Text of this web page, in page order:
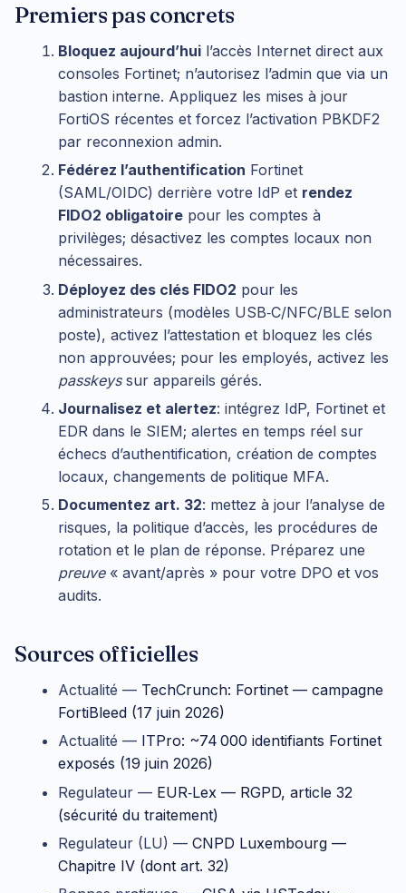
Premiers pas concrets
Bloquez aujourd’hui l’accès Internet direct aux
consoles Fortinet; n’autorisez l’admin que via un
bastion interne. Appliquez les mises à jour
FortiOS récentes et forcez l’activation PBKDF2
par reconnexion admin.
Fédérez l’authentification Fortinet
(SAML/OIDC) derrière votre IdP et rendez
FIDO2 obligatoire pour les comptes à
privilèges; désactivez les comptes locaux non
nécessaires.
Déployez des clés FIDO2 pour les
administrateurs (modèles USB‑C/NFC/BLE selon
poste), activez l’attestation et bloquez les clés
non approuvées; pour les employés, activez les
passkeyssur appareils gérés.
Journalisez et alertez: intégrez IdP, Fortinet et
EDR dans le SIEM; alertes en temps réel sur
échecs d’authentification, création de comptes
locaux, changements de politique MFA.
Documentez art. 32: mettez à jour l’analyse de
risques, la politique d’accès, les procédures de
rotation et le plan de réponse. Préparez une
preuve« avant/après » pour votre DPO et vos
audits.
Sources officielles
Actualité — TechCrunch: Fortinet — campagne
FortiBleed (17 juin 2026)
Actualité — ITPro: ~74 000 identifiants Fortinet
exposés (19 juin 2026)
Regulateur — EUR‑Lex — RGPD, article 32
(sécurité du traitement)
Regulateur (LU) — CNPD Luxembourg —
Chapitre IV (dont art. 32)